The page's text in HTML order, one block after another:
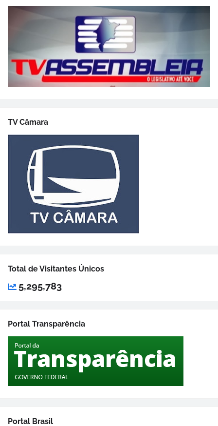
TV Câmara
Total de Visitantes Únicos
5,295,783
Portal Transparência
Portal Brasil